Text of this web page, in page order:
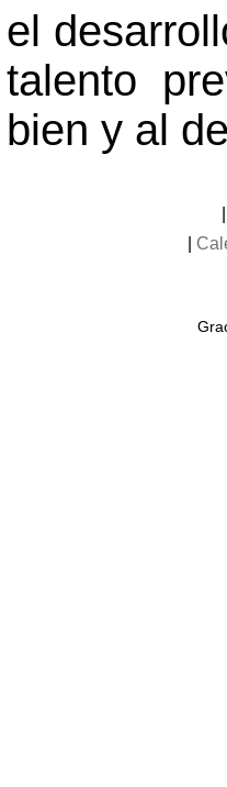
el
talento
bien y al